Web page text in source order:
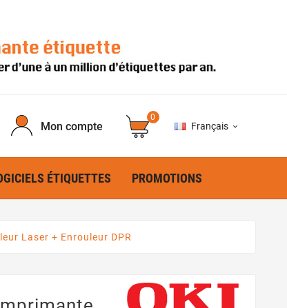
Mon compte
0
Français 
ÉTIQUETTES PROMOTIONS
Laser + Enrouleur DPR